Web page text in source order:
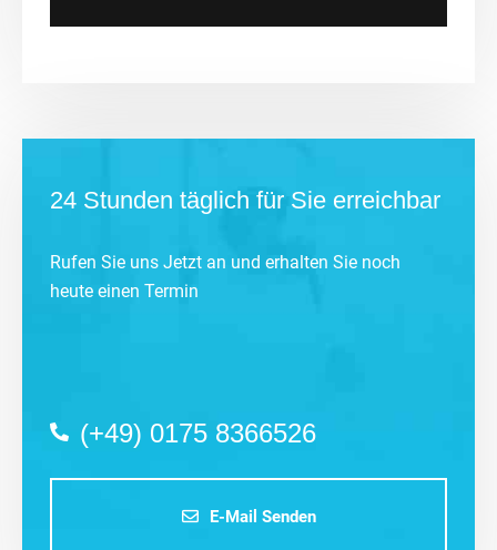
24 Stunden täglich für Sie erreichbar
Rufen Sie uns Jetzt an und erhalten Sie noch
heute einen Termin
(+49) 0175 8366526
E-Mail Senden